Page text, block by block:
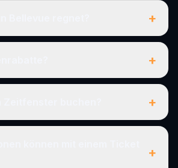
+
+
+
+